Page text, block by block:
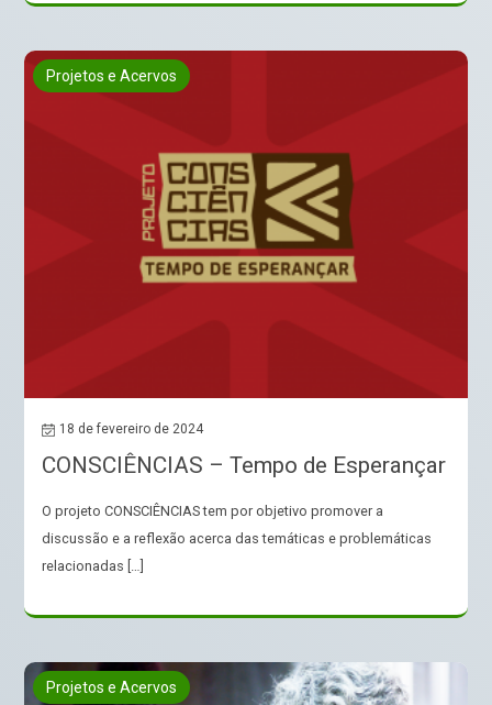
Projetos e Acervos
18 de fevereiro de 2024
CONSCIÊNCIAS – Tempo de Esperançar
O projeto CONSCIÊNCIAS tem por objetivo promover a
discussão e a reflexão acerca das temáticas e problemáticas
relacionadas […]
Projetos e Acervos